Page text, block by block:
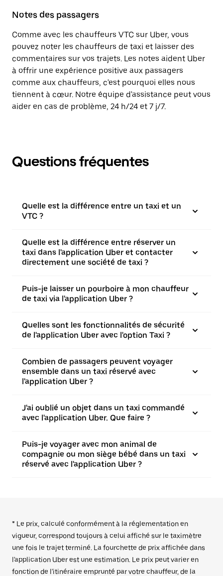
Notes des passagers
Comme avec les chauffeurs VTC sur Uber, vous
pouvez noter les chauffeurs de taxi et laisser des
commentaires sur vos trajets. Les notes aident Uber
à offrir une expérience positive aux passagers
comme aux chauffeurs, c'est pourquoi elles nous
tiennent à cœur. Notre équipe d'assistance peut vous
aider en cas de problème, 24 h/24 et 7 j/7.
Questions fréquentes
Quelle est la différence entre un taxi et un
VTC ?
Quelle est la différence entre réserver un
taxi dans l'application Uber et contacter
directement une société de taxi ?
Puis-je laisser un pourboire à mon chauffeur
de taxi via l'application Uber ?
Quelles sont les fonctionnalités de sécurité
de l'application Uber avec l'option Taxi ?
Combien de passagers peuvent voyager
ensemble dans un taxi réservé avec
l'application Uber ?
J'ai oublié un objet dans un taxi commandé
avec l'application Uber. Que faire ?
Puis-je voyager avec mon animal de
compagnie ou mon siège bébé dans un taxi
réservé avec l'application Uber ?
* Le prix, calculé conformément à la réglementation en
vigueur, correspond toujours à celui affiché sur le taximètre
une fois le trajet terminé. La fourchette de prix affichée dans
l'application Uber est une estimation. Le prix peut varier en
fonction de l'itinéraire emprunté par votre chauffeur, de la